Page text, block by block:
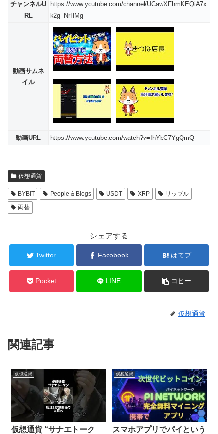
チャンネルU
RL
https://www.youtube.com/channel/UCawXFhmKEQiA7x
k2g_NrHMg
動画サムネ
イル
動画URL https://www.youtube.com/watch?v=IhYbC7YgQmQ
仮想通貨
BYBIT People & Blogs USDT XRP
リップル
両替
シェアする
Twitter Facebook はてブ
Pocket LINE コピー
仮想通貨
関連記事
仮想通貨
仮想通貨 “サナエトーク
仮想通貨
スマホアプリでパイという